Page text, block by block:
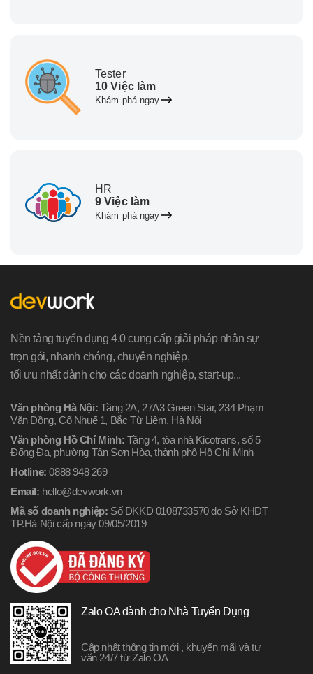
Tester
10 Việc làm
Khám phá ngay
HR
9 Việc làm
Khám phá ngay
Nền tảng tuyển dụng 4.0 cung cấp giải pháp nhân sự
trọn gói, nhanh chóng, chuyên nghiệp,
tối ưu nhất dành cho các doanh nghiệp, start-up...
Văn phòng Hà Nội: Tầng 2A, 27A3 Green Star, 234 Phạm
Văn Đồng, Cổ Nhuế 1, Bắc Từ Liêm, Hà Nội
Văn phòng Hồ Chí Minh: Tầng 4, tòa nhà Kicotrans, số 5
Đống Đa, phường Tân Sơn Hòa, thành phố Hồ Chí Minh
Hotline: 0888 948 269
Email: hello@devwork.vn
Mã số doanh nghiệp: Số DKKD 0108733570 do Sở KHĐT
TP.Hà Nội cấp ngày 09/05/2019
Zalo OA dành cho Nhà Tuyển Dụng
Cập nhật thông tin mới , khuyến mãi và tư
vấn 24/7 từ Zalo OA